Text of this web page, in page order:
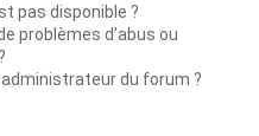
pas disponible ?
problèmes d’abus ou
du forum ?